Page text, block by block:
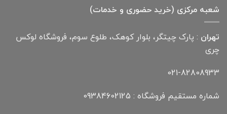
شعبه مرکزی (خرید حضوری و خدمات)
تهران : پارک چیتگر، بلوار کوهک، طلوع سوم، فروشگاه لوکس
چری
021-82808933
شماره مستقیم فروشگاه : 09384602125